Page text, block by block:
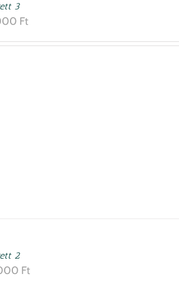
3
Ft
2
Ft